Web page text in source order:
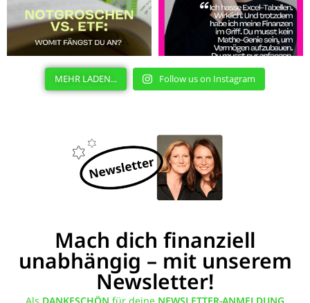
MEHR LADEN... Follow us on Instagram
Mach dich finanziell
unabhängig – mit unserem
Newsletter!